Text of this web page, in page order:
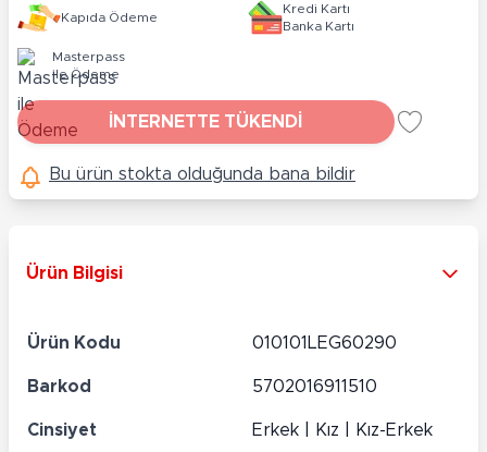
Kapıda Ödeme
Kredi Kartı
Banka Kartı
Masterpass
ile Ödeme
İNTERNETTE TÜKENDİ
Bu ürün stokta olduğunda bana bildir
Ürün Bilgisi
Ürün Kodu 010101LEG60290
Barkod 5702016911510
Cinsiyet Erkek | Kız | Kız-Erkek